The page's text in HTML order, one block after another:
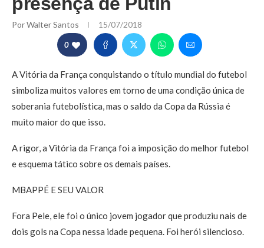
PorWalter Santos 15/07/2018
0
A Vitória da França conquistando o título mundial do futebol
simboliza muitos valores em torno de uma condição única de
soberania futebolística, mas o saldo da Copa da Rússia é
muito maior do que isso.
A rigor, a Vitória da França foi a imposição do melhor futebol
e esquema tático sobre os demais países.
MBAPPÉ E SEU VALOR
Fora Pele, ele foi o único jovem jogador que produziu nais de
dois gols na Copa nessa idade pequena. Foi herói silencioso.